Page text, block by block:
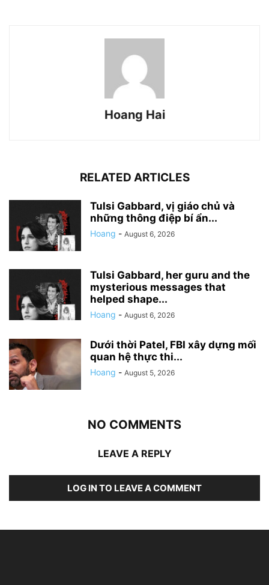
Hoang Hai
RELATED ARTICLES
Tulsi Gabbard, vị giáo chủ và
những thông điệp bí ẩn...
Hoang - August 6, 2026
Tulsi Gabbard, her guru and the
mysterious messages that
helped shape...
Hoang - August 6, 2026
Dưới thời Patel, FBI xây dựng mối
quan hệ thực thi...
Hoang - August 5, 2026
NO COMMENTS
LEAVE A REPLY
LOG IN TO LEAVE A COMMENT